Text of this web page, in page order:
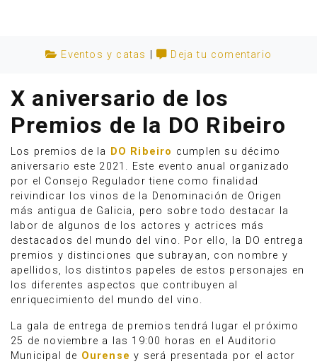
Anúnciate
Eventos y catas Deja tu comentario
X aniversario de los
Premios de la DO Ribeiro
Los premios de la DO Ribeiro cumplen su décimo
aniversario este 2021. Este evento anual organizado
por el Consejo Regulador tiene como finalidad
reivindicar los vinos de la Denominación de Origen
más antigua de Galicia, pero sobre todo destacar la
labor de algunos de los actores y actrices más
destacados del mundo del vino. Por ello, la DO entrega
premios y distinciones que subrayan, con nombre y
apellidos, los distintos papeles de estos personajes en
los diferentes aspectos que contribuyen al
enriquecimiento del mundo del vino.
La gala de entrega de premios tendrá lugar el próximo
25 de noviembre a las 19:00 horas en el Auditorio
Municipal de Ourense y será presentada por el actor